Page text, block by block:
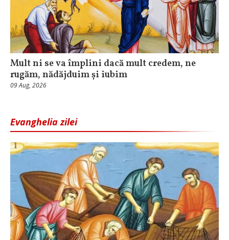
Mult ni se va împlini dacă mult credem, ne
rugăm, nădăjduim și iubim
09 Aug, 2026
Evanghelia zilei